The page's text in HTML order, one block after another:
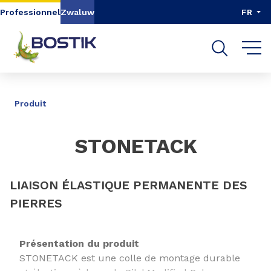
Aller au contenu
Aller à la recherche
ProfessionnelZwaluw FR
Produit
STONETACK
LIAISON ÉLASTIQUE PERMANENTE DES
PIERRES
Présentation du produit
STONETACK est une colle de montage durable